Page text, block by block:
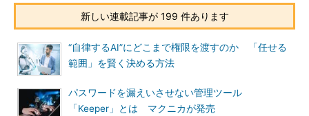
新しい連載記事が 199 件あります
“自律するAI”にどこまで権限を渡すのか 「任せる
範囲」を賢く決める方法
パスワードを漏えいさせない管理ツール
「Keeper」とは マクニカが発売